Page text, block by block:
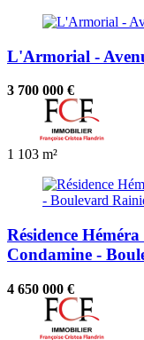
L'Armorial -
3 700 000 €
1 103 m²
Résidence
Condamine -
4 650 000 €